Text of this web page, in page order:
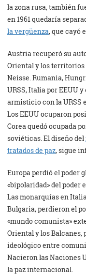
la zona rusa, también
en 1961 quedaría
la vergüenza, que cayó
Austria recuperó su
Oriental y los territorios
Neisse. Rumania,
URSS, Italia por EEUU
armisticio con la URSS
Los EEUU ocuparon
Corea quedó ocupada
soviéticas. El diseño del
tratados de paz, sigue
Europa perdió el poder
«bipolaridad» del poder
Las monarquías en
Bulgaria, perdieron el
«mundo comunista»
Oriental y los
ideológico entre
Nacieron las Naciones
la paz internacional.